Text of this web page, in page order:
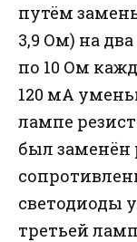
путём
3,9 Ом) на
по 10 Ом
120 мА
лампе
был заменён
светодиоды
третьей